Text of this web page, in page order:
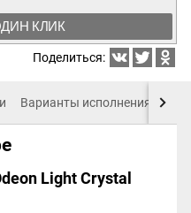
КЛИК
Поделиться:
Варианты исполнения
Light Crystal